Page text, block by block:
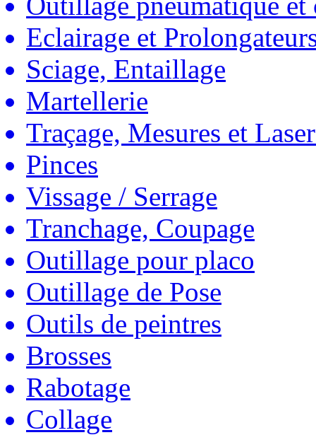
Eclairage et
Sciage, Entaillage
Martellerie
Traçage, Mesures et
Pinces
Vissage / Serrage
Tranchage, Coupage
Outillage pour placo
Outillage de Pose
Outils de peintres
Brosses
Rabotage
Collage